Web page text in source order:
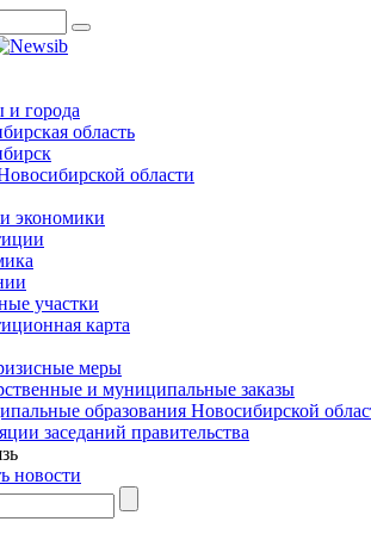
и города
область
области
экономики
участки
карта
меры
и муниципальные заказы
образования Новосибирской
заседаний правительства
новости